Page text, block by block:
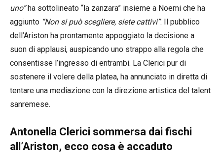
uno”ha sottolineato “la zanzara” insieme a Noemi che ha
aggiunto “Non si può scegliere, siete cattivi”. Il pubblico
dell’Ariston ha prontamente appoggiato la decisione a
suon di applausi, auspicando uno strappo alla regola che
consentisse l’ingresso di entrambi. La Clerici pur di
sostenere il volere della platea, ha annunciato in diretta di
tentare una mediazione con la direzione artistica del talent
sanremese.
Antonella Clerici sommersa dai fischi
all’Ariston, ecco cosa è accaduto